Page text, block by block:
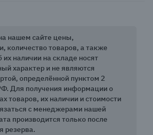
нашем сайте цены,
количество товаров, а также
наличии на складе носят
характер и не являются
определённой пунктом 2
Для получения информации о
товаров, их наличии и стоимости
с менеджерами нашей
производится только после
резерва.